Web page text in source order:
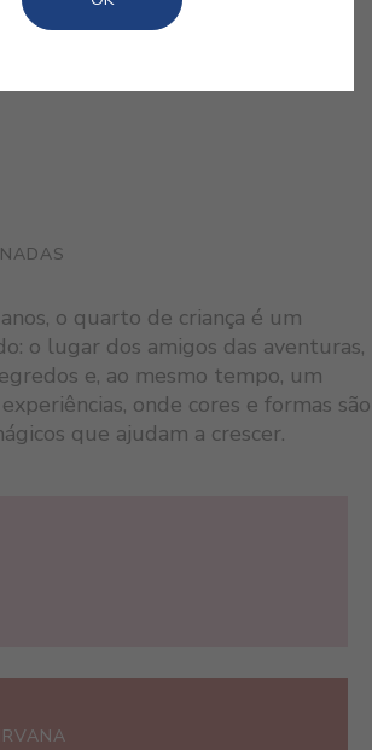
dá nome a esta cor.
o quarto de criança é um
o lugar dos amigos das aventuras,
e, ao mesmo tempo, um
onde cores e formas são
que ajudam a crescer.